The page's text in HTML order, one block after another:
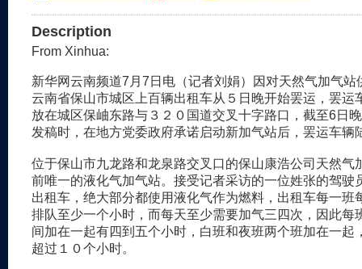
Description
From Xinhua:
新华网云南频道7月7日电（记者刘娟）因对天然气加气站
云南省保山市城区上百辆出租车从５日晚开始罢运，罢运
放在城区保岫东路与３２０国道交叉十字路口，截至6日
发稿时，在地方党委政府承诺启动新加气站后，罢运车辆
位于保山市九龙路和龙泉路交叉口的保山康浩公司天然气
前唯一的液化气加气站。接受记者采访的一位姓张的驾驶
出租车，绝大部分都使用液化气作为燃料，出租车每一班
排队至少一个小时，而每天至少需要加气三四次，因此每
间加在一起有四到五个小时，白班和夜班两个班加在一起
超过１０个小时。